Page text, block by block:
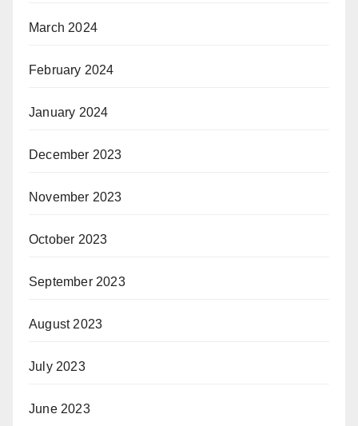
March 2024
February 2024
January 2024
December 2023
November 2023
October 2023
September 2023
August 2023
July 2023
June 2023